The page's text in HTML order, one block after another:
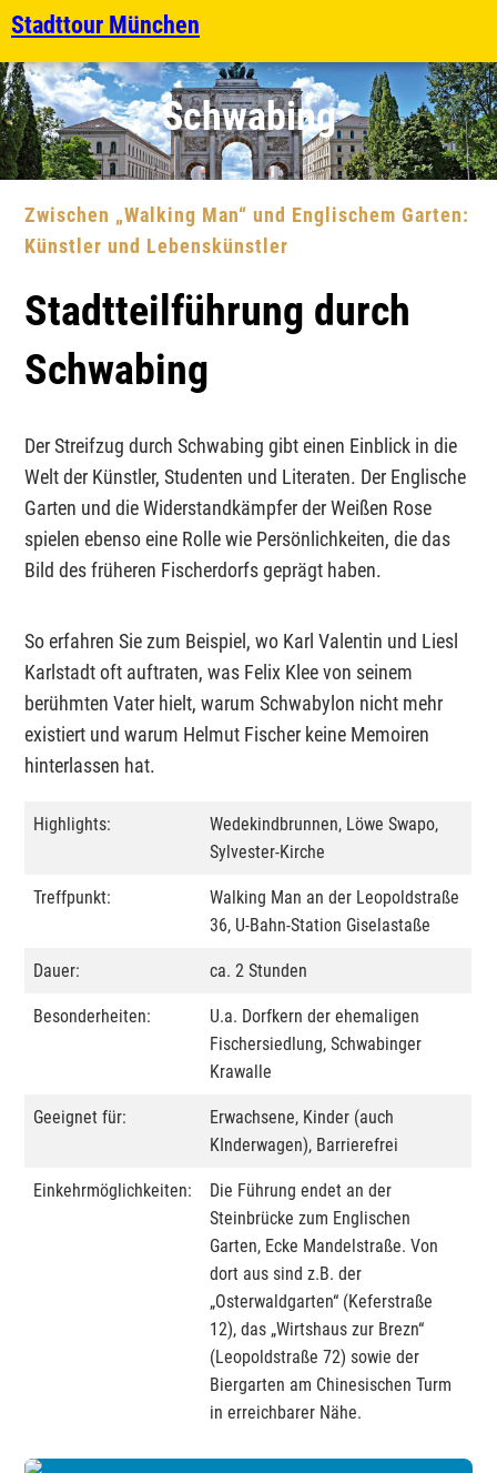
Stadttour München
Schwabing
Zwischen „Walking Man“ und Englischem Garten:
Künstler und Lebenskünstler
Stadtteilführung durch
Schwabing
Der Streifzug durch Schwabing gibt einen Einblick in die
Welt der Künstler, Studenten und Literaten. Der Englische
Garten und die Widerstandkämpfer der Weißen Rose
spielen ebenso eine Rolle wie Persönlichkeiten, die das
Bild des früheren Fischerdorfs geprägt haben.
So erfahren Sie zum Beispiel, wo Karl Valentin und Liesl
Karlstadt oft auftraten, was Felix Klee von seinem
berühmten Vater hielt, warum Schwabylon nicht mehr
existiert und warum Helmut Fischer keine Memoiren
hinterlassen hat.
Highlights:
Wedekindbrunnen, Löwe Swapo,
Sylvester-Kirche
Treffpunkt:
Walking Man an der Leopoldstraße
36, U-Bahn-Station Giselastaße
Dauer: ca. 2 Stunden
Besonderheiten:
U.a. Dorfkern der ehemaligen
Fischersiedlung, Schwabinger
Krawalle
Geeignet für:
Erwachsene, Kinder (auch
KInderwagen), Barrierefrei
Einkehrmöglichkeiten:
Die Führung endet an der
Steinbrücke zum Englischen
Garten, Ecke Mandelstraße. Von
dort aus sind z.B. der
„Osterwaldgarten“ (Keferstraße
12), das „Wirtshaus zur Brezn“
(Leopoldstraße 72) sowie der
Biergarten am Chinesischen Turm
in erreichbarer Nähe.